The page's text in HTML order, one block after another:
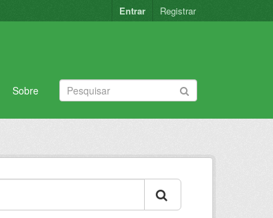
Entrar Registrar
Sobre